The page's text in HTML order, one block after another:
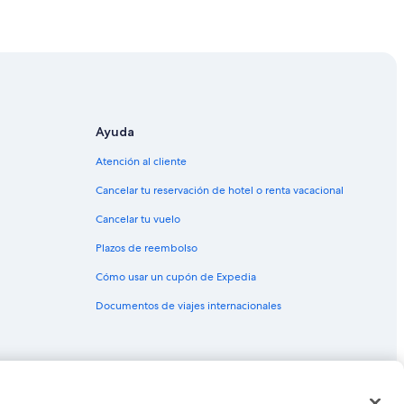
en Centro de Orlando
Orlando
de Orlando
Orlando
Ayuda
Atención al cliente
Cancelar tu reservación de hotel o renta vacacional
Cancelar tu vuelo
Plazos de reembolso
Cómo usar un cupón de Expedia
Documentos de viajes internacionales
marcas comerciales de Expedia, Inc. CST# 2029030-50.